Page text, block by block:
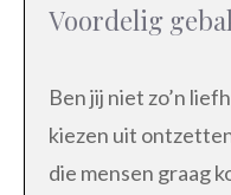
Voordelig
Ben jij niet zo’n
kiezen uit
die mensen graag